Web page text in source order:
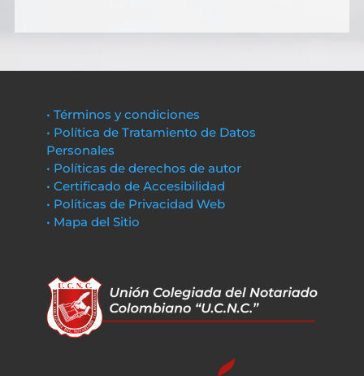
• Términos y condiciones
• Política de Tratamiento de Datos
Personales
• Políticas de derechos de autor
• Certificado de Accesibilidad
• Políticas de Privacidad Web
• Mapa del Sitio